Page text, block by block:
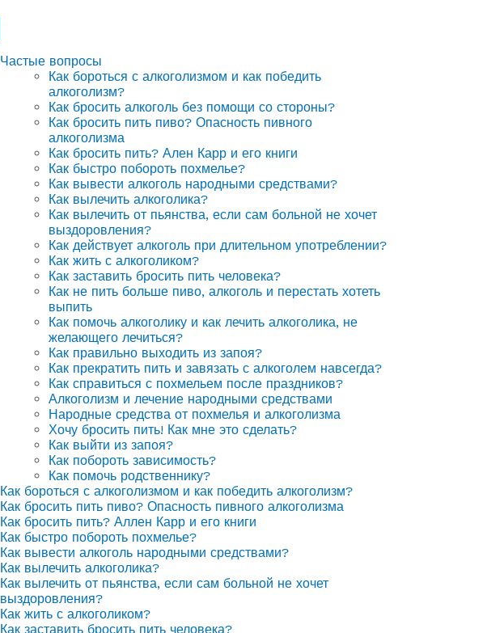
Частые вопросы
Как бороться с алкоголизмом и как победить
алкоголизм?
Как бросить алкоголь без помощи со стороны?
Как бросить пить пиво? Опасность пивного
алкоголизма
Как бросить пить? Ален Карр и его книги
Как быстро побороть похмелье?
Как вывести алкоголь народными средствами?
Как вылечить алкоголика?
Как вылечить от пьянства, если сам больной не хочет
выздоровления?
Как действует алкоголь при длительном употреблении?
Как жить с алкоголиком?
Как заставить бросить пить человека?
Как не пить больше пиво, алкоголь и перестать хотеть
выпить
Как помочь алкоголику и как лечить алкоголика, не
желающего лечиться?
Как правильно выходить из запоя?
Как прекратить пить и завязать с алкоголем навсегда?
Как справиться с похмельем после праздников?
Алкоголизм и лечение народными средствами
Народные средства от похмелья и алкоголизма
Хочу бросить пить! Как мне это сделать?
Как выйти из запоя?
Как побороть зависимость?
Как помочь родственнику?
Как бороться с алкоголизмом и как победить алкоголизм?
Как бросить пить пиво? Опасность пивного алкоголизма
Как бросить пить? Аллен Карр и его книги
Как быстро побороть похмелье?
Как вывести алкоголь народными средствами?
Как вылечить алкоголика?
Как вылечить от пьянства, если сам больной не хочет
выздоровления?
Как жить с алкоголиком?
Как заставить бросить пить человека?